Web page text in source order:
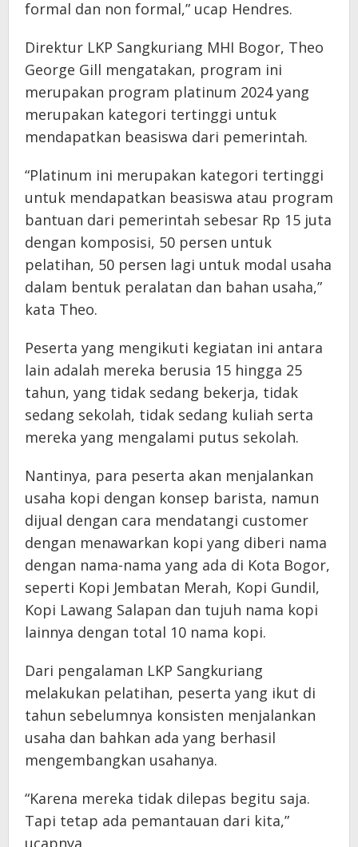
formal dan non formal,” ucap Hendres.
Direktur LKP Sangkuriang MHI Bogor, Theo
George Gill mengatakan, program ini
merupakan program platinum 2024 yang
merupakan kategori tertinggi untuk
mendapatkan beasiswa dari pemerintah.
“Platinum ini merupakan kategori tertinggi
untuk mendapatkan beasiswa atau program
bantuan dari pemerintah sebesar Rp 15 juta
dengan komposisi, 50 persen untuk
pelatihan, 50 persen lagi untuk modal usaha
dalam bentuk peralatan dan bahan usaha,”
kata Theo.
Peserta yang mengikuti kegiatan ini antara
lain adalah mereka berusia 15 hingga 25
tahun, yang tidak sedang bekerja, tidak
sedang sekolah, tidak sedang kuliah serta
mereka yang mengalami putus sekolah.
Nantinya, para peserta akan menjalankan
usaha kopi dengan konsep barista, namun
dijual dengan cara mendatangi customer
dengan menawarkan kopi yang diberi nama
dengan nama-nama yang ada di Kota Bogor,
seperti Kopi Jembatan Merah, Kopi Gundil,
Kopi Lawang Salapan dan tujuh nama kopi
lainnya dengan total 10 nama kopi.
Dari pengalaman LKP Sangkuriang
melakukan pelatihan, peserta yang ikut di
tahun sebelumnya konsisten menjalankan
usaha dan bahkan ada yang berhasil
mengembangkan usahanya.
“Karena mereka tidak dilepas begitu saja.
Tapi tetap ada pemantauan dari kita,”
ucapnya.